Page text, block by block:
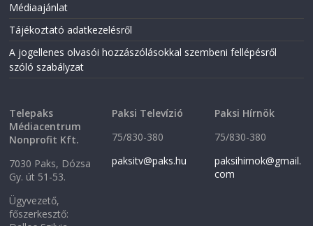
Médiaajánlat
Tájékoztató adatkezelésről
A jogellenes olvasói hozzászólásokkal szembeni fellépésről
szóló szabályzat
Telepaks
Médiacentrum
Nonprofit Kft.
7030 Paks, Dózsa
Gy. út 51-53.
Ügyvezető,
főszerkesztő:
Paksi Televízió
75/830-380
paksitv@paks.hu
Paksi Hírnök
75/830-380
paksihirnok@gmail.
com